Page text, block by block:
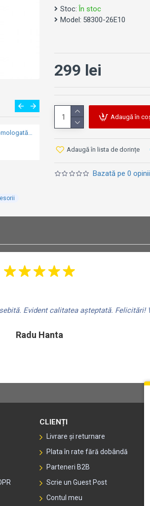
incompatibilitate și se
Tip: Cablu închidere
Cod OE: 58300-26E10
Poziția pe diagramă:
Calitate: Original
Compatibilitate:
Suzuki GSF 600
Stoc: În stoc
Model: 58300-26E10
Bazată pe 0
299 lei
Adaugă în
Adaugă în lista de dorințe
Evident calitatea așteptată. Felicitări!
Radu Hanta
CLIENȚI
Livrare și returnare
Plata în rate fără dobândă
Parteneri B2B
Scrie un Guest Post
Contul meu